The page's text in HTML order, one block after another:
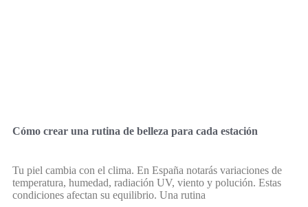
Cómo crear una rutina de belleza para cada estación
Tu piel cambia con el clima. En España notarás variaciones de
temperatura, humedad, radiación UV, viento y polución. Estas
condiciones afectan su equilibrio. Una rutina